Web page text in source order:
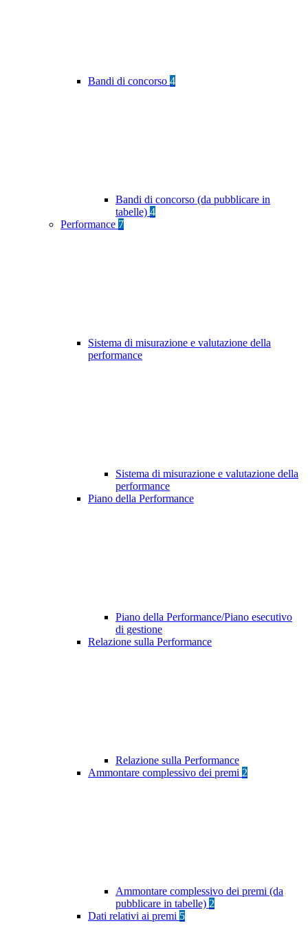
Bandi di concorso 4
Bandi di concorso (da pubblicare in
tabelle) 4
Performance 7
Sistema di misurazione e valutazione della
performance
Sistema di misurazione e valutazione della
performance
Piano della Performance
Piano della Performance/Piano esecutivo
di gestione
Relazione sulla Performance
Relazione sulla Performance
Ammontare complessivo dei premi 2
Ammontare complessivo dei premi (da
pubblicare in tabelle) 2
Dati relativi ai premi 5